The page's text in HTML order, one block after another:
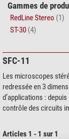
Gammes de
RedLine Stereo (1)
ST-30 (4)
SFC-11
Les microscopes
redressée en 3
d’applications :
contrôle des circuits
Articles 1 - 1 sur 1